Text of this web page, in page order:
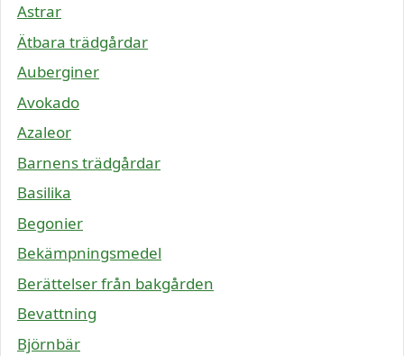
Astrar
Ätbara trädgårdar
Auberginer
Avokado
Azaleor
Barnens trädgårdar
Basilika
Begonier
Bekämpningsmedel
Berättelser från bakgården
Bevattning
Björnbär